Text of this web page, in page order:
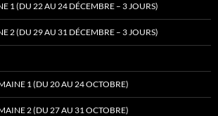
1 (DU 22 AU 24 DÉCEMBRE – 3 JOURS)
2 (DU 29 AU 31 DÉCEMBRE – 3 JOURS)
1 (DU 20 AU 24 OCTOBRE)
2 (DU 27 AU 31 OCTOBRE)